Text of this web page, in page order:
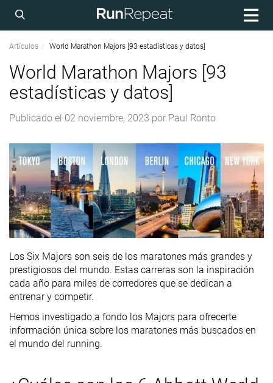
Artículos World Marathon Majors [93 estadísticas y datos]
World Marathon Majors [93
estadísticas y datos]
Publicado el 02 noviembre, 2023 por Paul Ronto
Los Six Majors son seis de los maratones más grandes y
prestigiosos del mundo. Estas carreras son la inspiración
cada año para miles de corredores que se dedican a
entrenar y competir.
Hemos investigado a fondo los Majors para ofrecerte
información única sobre los maratones más buscados en
el mundo del running.